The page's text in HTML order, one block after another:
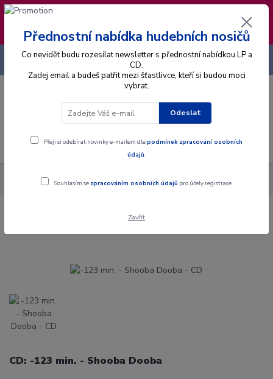
❣️ Od 4.8. do 13.8. čerpám dovolenou. Datum
expedice objednávek se posouvá na pátek
14.8.2026 🐋
Menu
CZK
+420 725 736 293
Alba CD -123 min. - Shooba Dooba - CD
-123 min. - Shooba Dooba - CD
CD: -123 min. - Shooba Dooba
Přednostní nabídka hudebních nosičů
Co nevidět budu rozesílat newsletter s přednostní nabídkou LP a
CD.
Zadej email a budeš patřit mezi šťastlivce, kteří si budou moci
vybrat.
Odeslat
Přeji si odebírat novinky e-mailem dlepodmínek zpracování osobních
údajů.
Souhlasím se zpracováním osobních údajů pro účely registrace.
Zavřít